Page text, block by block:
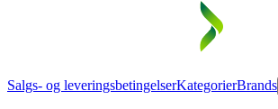
Salgs- og leveringsbetingelserKategorierBrands